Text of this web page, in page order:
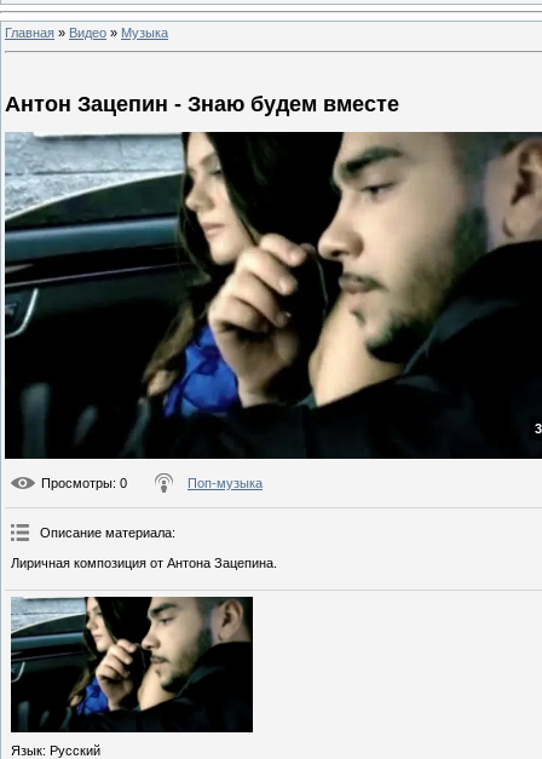
Главная » Видео » Музыка
Антон Зацепин - Знаю будем вместе
Просмотры: 0 Поп-музыка
Описание материала:
Лиричная композиция от Антона Зацепина.
Язык: Русский